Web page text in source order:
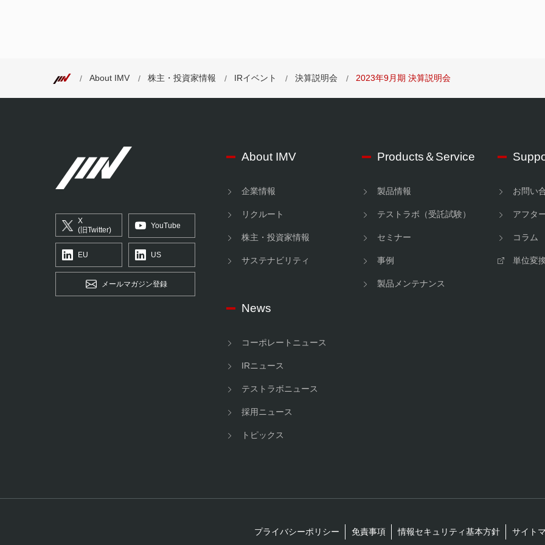
About IMV 株主・投資家情報 IRイベント 決算説明会 2023年9月期 決算説明会
X
(旧Twitter)
YouTube
EU US
メールマガジン登録
About IMV
企業情報
リクルート
株主・投資家情報
サステナビリティ
Products＆Service
製品情報
テストラボ（受託試験）
セミナー
事例
製品メンテナンス
お問い
アフタ
コラム
単位変
News
コーポレートニュース
IRニュース
テストラボニュース
採用ニュース
トピックス
プライバシーポリシー 免責事項 情報セキュリティ基本方針 サイト